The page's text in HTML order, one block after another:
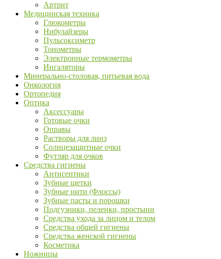
Артрит
Медицинская техника
Глюкометры
Нибулайзеры
Пульсоксиметр
Тонометры
Электронные термометры
Ингаляторы
Минерально-столовая, питьевая вода
Онкология
Ортопедия
Оптика
Аксессуары
Готовые очки
Оправы
Растворы для линз
Солнцезащитные очки
Футляр для очков
Средства гигиены
Антисептики
Зубные щетки
Зубные нити (Флоссы)
Зубные пасты и порошки
Подгузники, пеленки, простыни
Средства ухода за лицом и телом
Средства общей гигиены
Средства женской гигиены
Косметика
Ножницы